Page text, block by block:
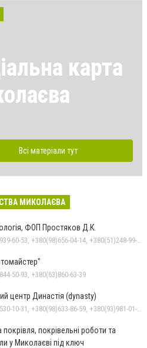
карта
Всі матеріали тут
МИКОЛАЄВА
ФОП Простяков Д.К.
50-93, +380(63)860-63-39
центр Династія (dynasty)
покрівля, покрівельні роботи та
у Миколаєві під ключ